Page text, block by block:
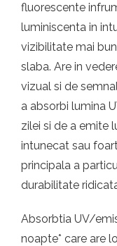
fluorescente
luminiscenta in
vizibilitate mai
slaba. Are in
vizual si de
a absorbi lumina
zilei si de a emite
intunecat sau
principala a
durabilitate
Absorbtia UV/
noapte* care are